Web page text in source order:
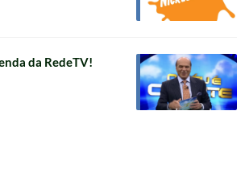
da RedeTV!